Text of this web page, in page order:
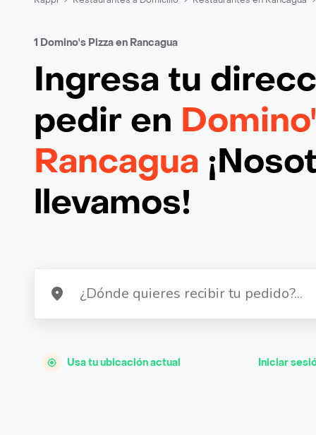
1 Domino's Pizza en Rancagua
Ingresa tu
pedir en
Rancagua
llevamos!
Usa tu ubicación actual Iniciar